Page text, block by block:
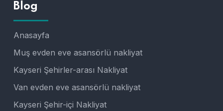
Blog
Anasayfa
Muş evden eve asansörlü nakliyat
Kayseri Şehirler-arası Nakliyat
Van evden eve asansörlü nakliyat
Kayseri Şehir-içi Nakliyat